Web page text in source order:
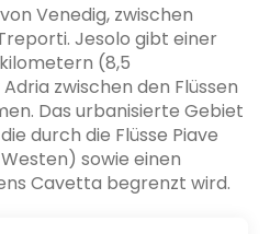
Venedig, zwischen
Jesolo gibt einer
(8,5
zwischen den Flüssen
Das urbanisierte Gebiet
durch die Flüsse Piave
sowie einen
Cavetta begrenzt wird.